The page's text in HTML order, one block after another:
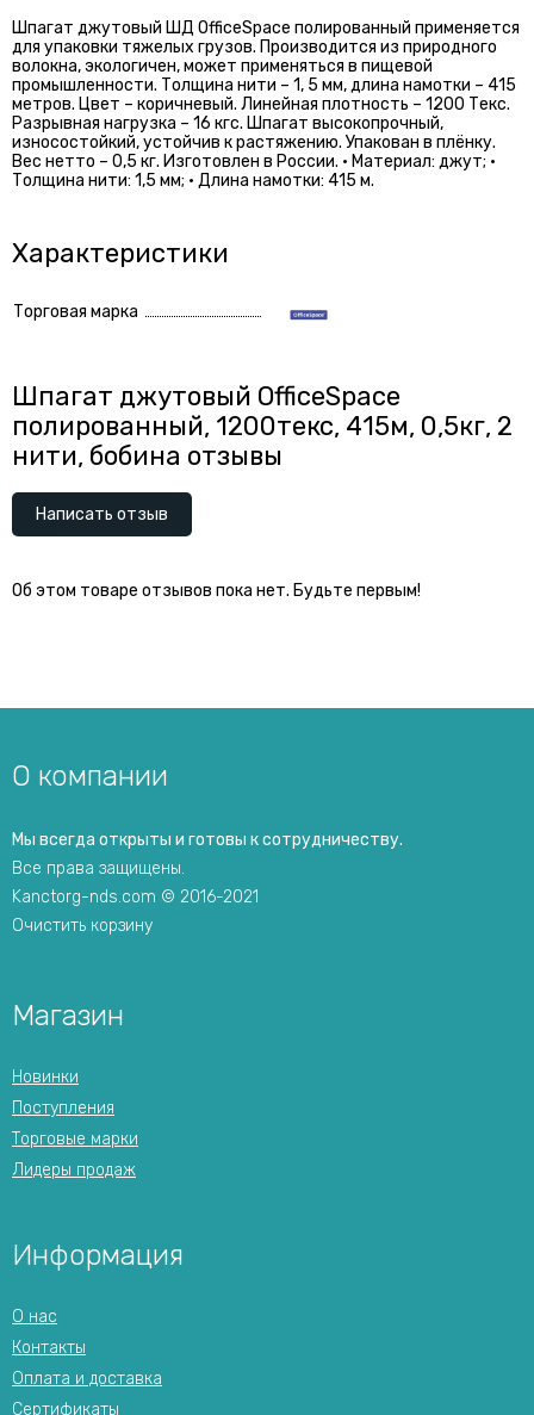
Шпагат джутовый ШД OfficeSpace полированный применяется
для упаковки тяжелых грузов. Производится из природного
волокна, экологичен, может применяться в пищевой
промышленности. Толщина нити – 1, 5 мм, длина намотки – 415
метров. Цвет – коричневый. Линейная плотность – 1200 Текс.
Разрывная нагрузка – 16 кгс. Шпагат высокопрочный,
износостойкий, устойчив к растяжению. Упакован в плёнку.
Вес нетто – 0,5 кг. Изготовлен в России. • Материал: джут; •
Толщина нити: 1,5 мм; • Длина намотки: 415 м.
Характеристики
Торговая марка
Шпагат джутовый OfficeSpace
полированный, 1200текс, 415м, 0,5кг, 2
нити, бобина отзывы
Написать отзыв
Об этом товаре отзывов пока нет. Будьте первым!
О компании
Мы всегда открыты и готовы к сотрудничеству.
Все права защищены.
Kanctorg-nds.com © 2016-2021
Очистить корзину
Магазин
Новинки
Поступления
Торговые марки
Лидеры продаж
Информация
О нас
Контакты
Оплата и доставка
Сертификаты